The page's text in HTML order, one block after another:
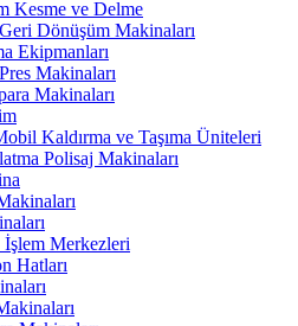
Kesme ve Delme
Dönüşüm Makinaları
Ekipmanları
Makinaları
Makinaları
Kaldırma ve Taşıma Üniteleri
Polisaj Makinaları
Merkezleri
Hatları